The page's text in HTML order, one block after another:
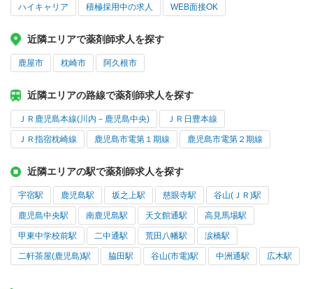
ハイキャリア 積極採用中の求人 WEB面接OK
近隣エリアで薬剤師求人を探す
鹿屋市 枕崎市 阿久根市
近隣エリアの路線で薬剤師求人を探す
ＪＲ鹿児島本線(川内－鹿児島中央) ＪＲ日豊本線
ＪＲ指宿枕崎線 鹿児島市電第１期線 鹿児島市電第２期線
近隣エリアの駅で薬剤師求人を探す
宇宿駅 鹿児島駅 坂之上駅 慈眼寺駅 谷山(ＪＲ)駅
鹿児島中央駅 南鹿児島駅 天文館通駅 高見馬場駅
甲東中学校前駅 二中通駅 荒田八幡駅 涙橋駅
二軒茶屋(鹿児島)駅 脇田駅 谷山(市電)駅 中洲通駅 広木駅